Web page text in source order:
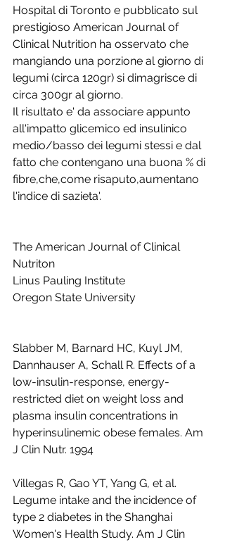
Hospital di Toronto e pubblicato sul
prestigioso American Journal of
Clinical Nutrition ha osservato che
mangiando una porzione al giorno di
legumi (circa 120gr) si dimagrisce di
circa 300gr al giorno.
Il risultato e' da associare appunto
all'impatto glicemico ed insulinico
medio/basso dei legumi stessi e dal
fatto che contengano una buona % di
fibre,che,come risaputo,aumentano
l'indice di sazieta'.
The American Journal of Clinical
Nutriton
Linus Pauling Institute
Oregon State University
Slabber M, Barnard HC, Kuyl JM,
Dannhauser A, Schall R. Effects of a
low-insulin-response, energy-
restricted diet on weight loss and
plasma insulin concentrations in
hyperinsulinemic obese females. Am
J Clin Nutr. 1994
Villegas R, Gao YT, Yang G, et al.
Legume intake and the incidence of
type 2 diabetes in the Shanghai
Women's Health Study. Am J Clin